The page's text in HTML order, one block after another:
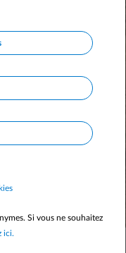
Si vous ne souhaitez
ici.